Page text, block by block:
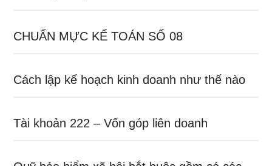
CHUẨN MỰC KẾ TOÁN SỐ 08
Cách lập kế hoạch kinh doanh như thế nào
Tài khoản 222 – Vốn góp liên doanh